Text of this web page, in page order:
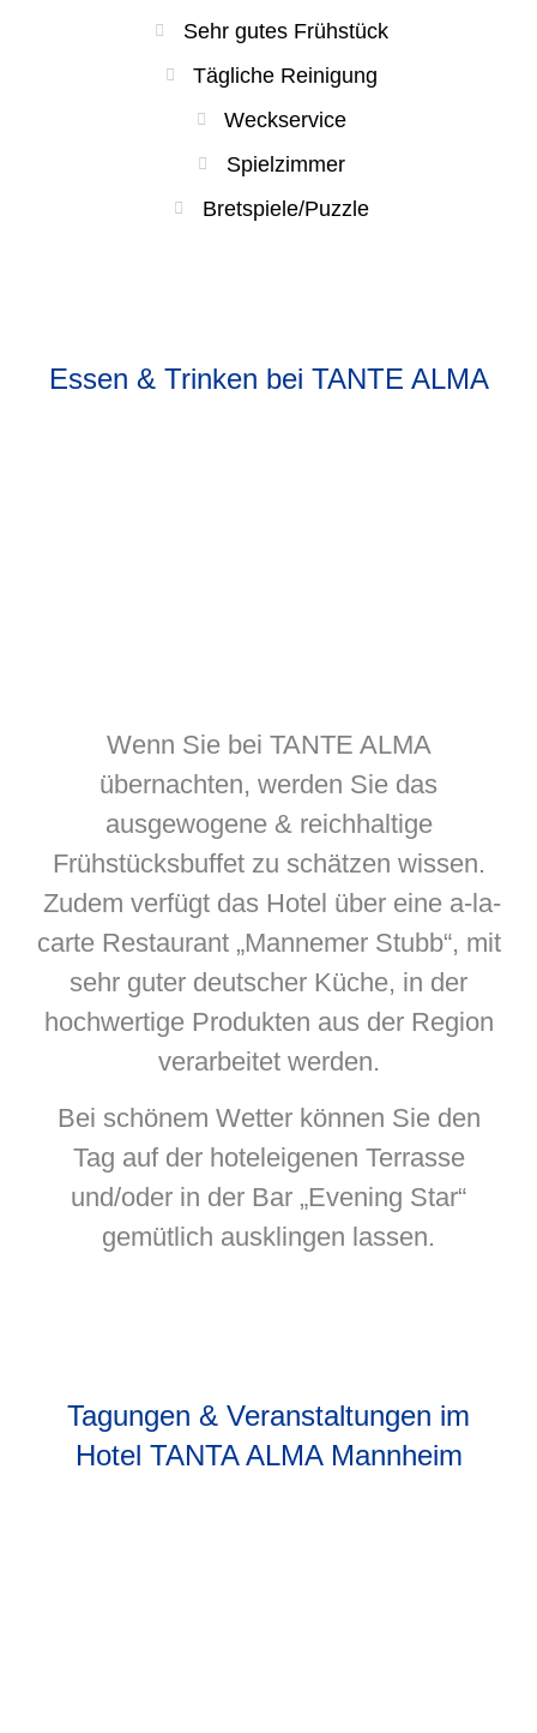
Sehr gutes Frühstück
Tägliche Reinigung
Weckservice
Spielzimmer
Bretspiele/Puzzle
Essen & Trinken bei TANTE ALMA
Wenn Sie bei TANTE ALMA
übernachten, werden Sie das
ausgewogene & reichhaltige
Frühstücksbuffet zu schätzen wissen.
Zudem verfügt das Hotel über eine a-la-
carte Restaurant „Mannemer Stubb“, mit
sehr guter deutscher Küche, in der
hochwertige Produkten aus der Region
verarbeitet werden.
Bei schönem Wetter können Sie den
Tag auf der hoteleigenen Terrasse
und/oder in der Bar „Evening Star“
gemütlich ausklingen lassen.
Tagungen & Veranstaltungen im
Hotel TANTA ALMA Mannheim